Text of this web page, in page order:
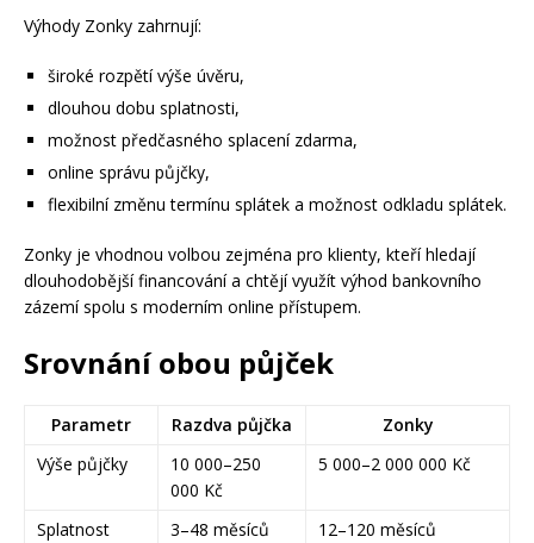
Výhody Zonky zahrnují:
široké rozpětí výše úvěru,
dlouhou dobu splatnosti,
možnost předčasného splacení zdarma,
online správu půjčky,
flexibilní změnu termínu splátek a možnost odkladu splátek.
Zonky je vhodnou volbou zejména pro klienty, kteří hledají
dlouhodobější financování a chtějí využít výhod bankovního
zázemí spolu s moderním online přístupem.
Srovnání obou půjček
Parametr Razdva půjčka
Zonky
Výše půjčky
10 000–250
000 Kč
5 000–2 000 000 Kč
Splatnost 3–48 měsíců
12–120 měsíců